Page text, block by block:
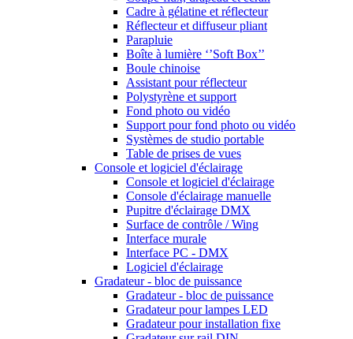
Cadre à gélatine et réflecteur
Réflecteur et diffuseur pliant
Parapluie
Boîte à lumière ‘’Soft Box’’
Boule chinoise
Assistant pour réflecteur
Polystyrène et support
Fond photo ou vidéo
Support pour fond photo ou vidéo
Systèmes de studio portable
Table de prises de vues
Console et logiciel d'éclairage
Console et logiciel d'éclairage
Console d'éclairage manuelle
Pupitre d'éclairage DMX
Surface de contrôle / Wing
Interface murale
Interface PC - DMX
Logiciel d'éclairage
Gradateur - bloc de puissance
Gradateur - bloc de puissance
Gradateur pour lampes LED
Gradateur pour installation fixe